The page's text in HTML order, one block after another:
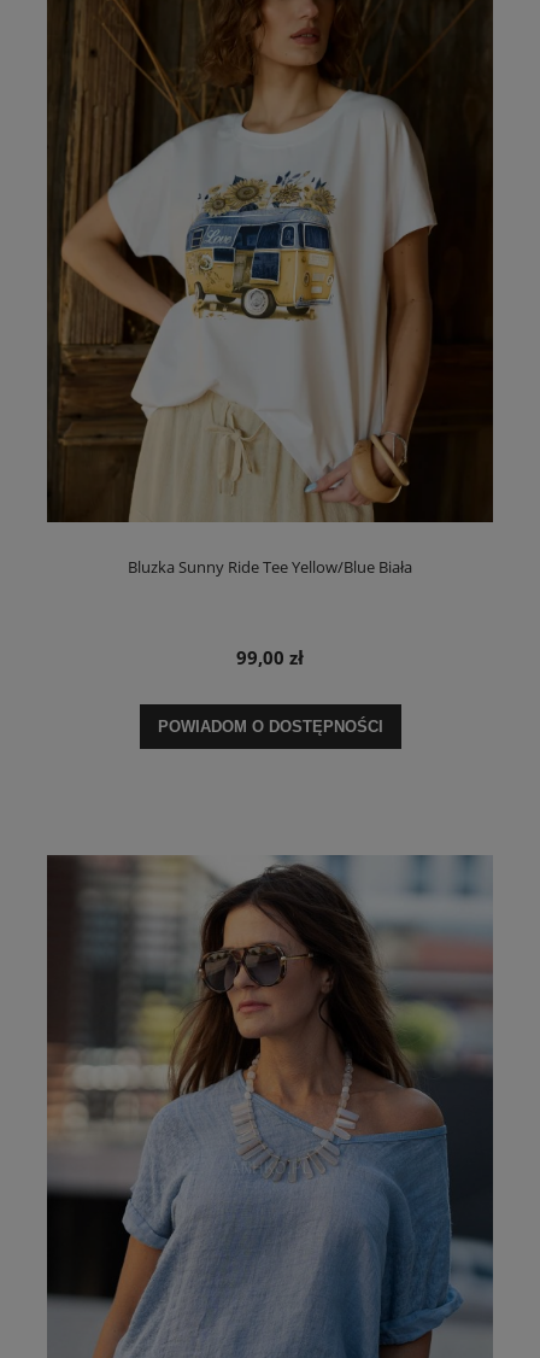
Bluzka Sunny Ride Tee Yellow/Blue Biała
99,00 zł
POWIADOM O DOSTĘPNOŚCI